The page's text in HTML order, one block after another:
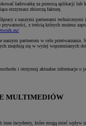
ładowarkę za pomocą aplikacji lub
otrzymasz zbiorczą fakturę.
z naszymi partnerami
z treścią których możesz
naszym partnerom w celu przetwarzania.
znajdują się w wyżej wspomnianych
i otrzymuj aktualne informacje o
MULTIMEDIÓW
incydenty, które mogą mieć wpływ